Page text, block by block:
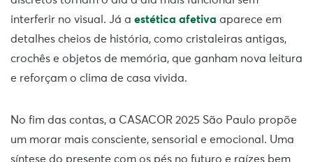
interferir no visual. Já a estética afetiva aparece em
detalhes cheios de história, como cristaleiras antigas,
crochês e objetos de memória, que ganham nova leitura
e reforçam o clima de casa vivida.
No fim das contas, a CASACOR 2025 São Paulo propõe
um morar mais consciente, sensorial e emocional. Uma
síntese do presente com os pés no futuro e raízes bem